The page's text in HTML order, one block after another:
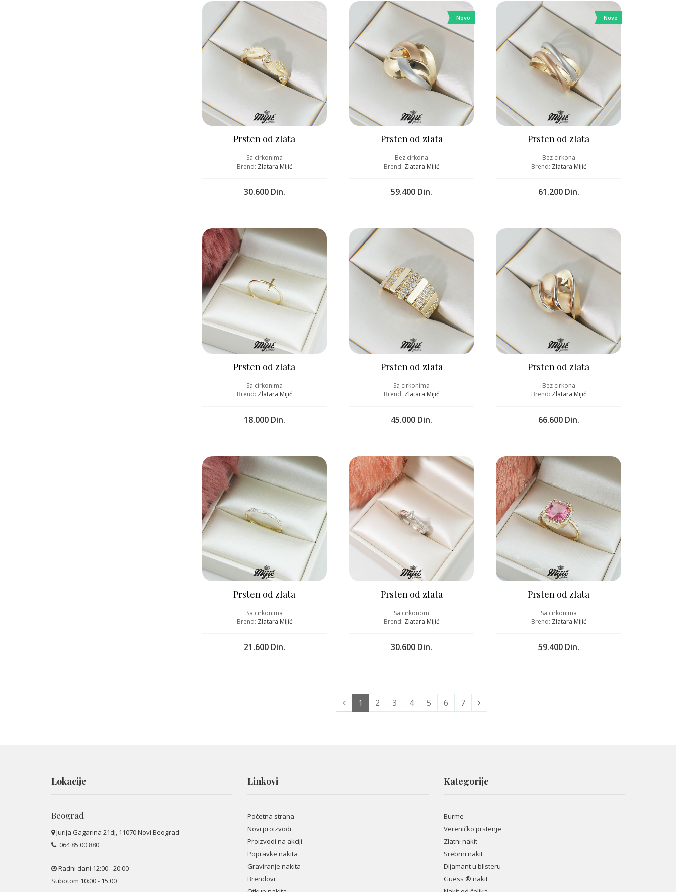
Prsten od zlata
Sa cirkonima
Brend: Zlatara Mijić
30.600 Din.
Novo
Prsten od zlata
Bez cirkona
Brend: Zlatara Mijić
59.400 Din.
Novo
Prsten od zlata
Bez cirkona
Brend: Zlatara Mijić
61.200 Din.
Prsten od zlata
Sa cirkonima
Brend: Zlatara Mijić
18.000 Din.
Prsten od zlata
Sa cirkonima
Brend: Zlatara Mijić
45.000 Din.
Prsten od zlata
Bez cirkona
Brend: Zlatara Mijić
66.600 Din.
Prsten od zlata
Sa cirkonima
Brend: Zlatara Mijić
21.600 Din.
Prsten od zlata
Sa cirkonom
Brend: Zlatara Mijić
30.600 Din.
Prsten od zlata
Sa cirkonima
Brend: Zlatara Mijić
59.400 Din.
1 (trenutna
stranica)
2 3 4 5 6 7
Lokacije
Beograd
Jurija Gagarina 21dj, 11070 Novi Beograd
064 85 00 880
Radni dani 12:00 - 20:00
Subotom 10:00 - 15:00
Linkovi
Početna strana
Novi proizvodi
Proizvodi na akciji
Popravke nakita
Graviranje nakita
Brendovi
Kategorije
Burme
Vereničko prstenje
Zlatni nakit
Srebrni nakit
Dijamant u blisteru
Guess ® nakit